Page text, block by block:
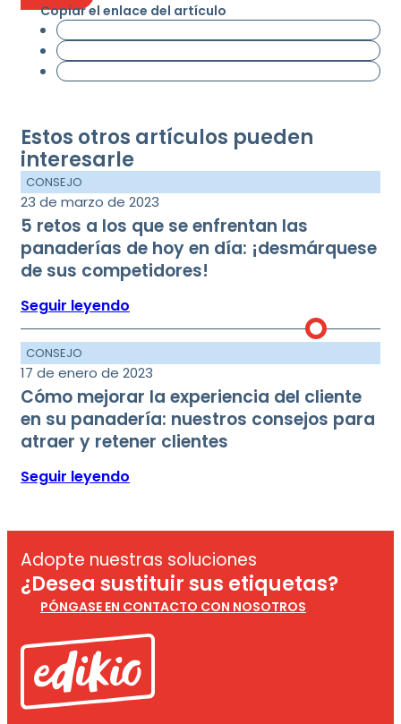
Copiar el enlace del artículo
Estos otros artículos pueden
interesarle
CONSEJO
23 de marzo de 2023
5 retos a los que se enfrentan las
panaderías de hoy en día: ¡desmárquese
de sus competidores!
Seguir leyendo
CONSEJO
17 de enero de 2023
Cómo mejorar la experiencia del cliente
en su panadería: nuestros consejos para
atraer y retener clientes
Seguir leyendo
Adopte nuestras soluciones
¿Desea sustituir sus etiquetas?
PÓNGASE EN CONTACTO CON NOSOTROS